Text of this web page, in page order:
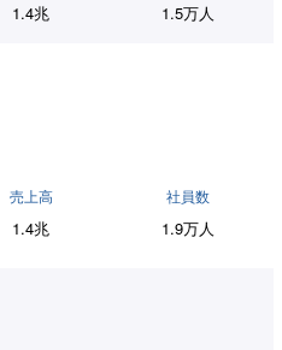
1.4兆 1.5万人
売上高
1.4兆
社員数
1.9万人